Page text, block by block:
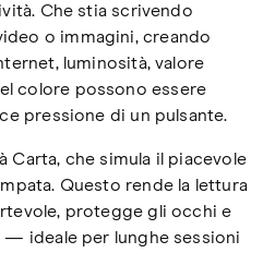
Che stia scrivendo
o immagini, creando
luminosità, valore
colore possono essere
pressione di un pulsante.
Carta, che simula il piacevole
Questo rende la lettura
protegge gli occhi e
— ideale per lunghe sessioni